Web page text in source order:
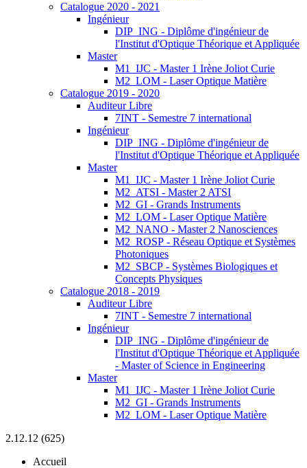
Catalogue 2020 - 2021
Ingénieur
DIP_ING - Diplôme d'ingénieur de
l'Institut d'Optique Théorique et Appliquée
Master
M1_IJC - Master 1 Irène Joliot Curie
M2_LOM - Laser Optique Matière
Catalogue 2019 - 2020
Auditeur Libre
7INT - Semestre 7 international
Ingénieur
DIP_ING - Diplôme d'ingénieur de
l'Institut d'Optique Théorique et Appliquée
Master
M1_IJC - Master 1 Irène Joliot Curie
M2_ATSI - Master 2 ATSI
M2_GI - Grands Instruments
M2_LOM - Laser Optique Matière
M2_NANO - Master 2 Nanosciences
M2_ROSP - Réseau Optique et Systèmes
Photoniques
M2_SBCP - Systèmes Biologiques et
Concepts Physiques
Catalogue 2018 - 2019
Auditeur Libre
7INT - Semestre 7 international
Ingénieur
DIP_ING - Diplôme d'ingénieur de
l'Institut d'Optique Théorique et Appliquée
- Master of Science in Engineering
Master
M1_IJC - Master 1 Irène Joliot Curie
M2_GI - Grands Instruments
M2_LOM - Laser Optique Matière
2.12.12 (625)
Accueil